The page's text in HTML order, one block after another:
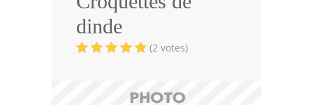
Volailles
Cuisines Orientales
Recettes marocaine
dinde
(2 votes)